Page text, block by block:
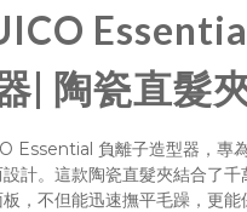
| 陶瓷直髮
Essential 負離子造型器，專
設計。這款陶瓷直髮夾結合了
，不但能迅速撫平毛躁，更